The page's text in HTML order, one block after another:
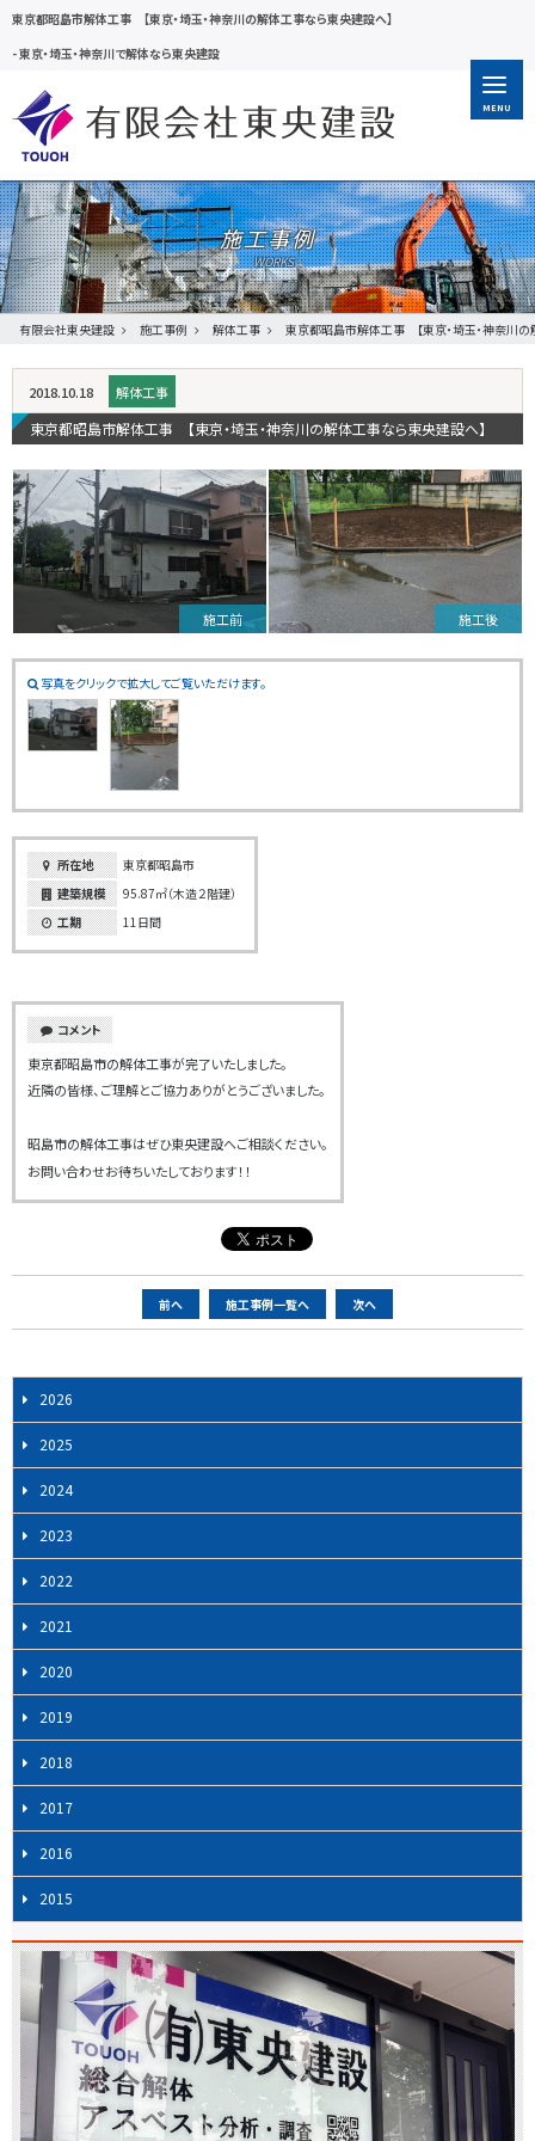
東京都昭島市解体工事 【東京・埼玉・神奈川の解体工事なら東央建設へ】
-東京・埼玉・神奈川で解体なら東央建設
MENU
施工事例
有限会社東央建設 施工事例 解体工事 東京都昭島市解体工事 【東京・埼玉・神奈川の
2018.10.18 解体工事
東京都昭島市解体工事 【東京・埼玉・神奈川の解体工事なら東央建設へ】
施工前 施工後
写真をクリックで拡大してご覧いただけます。
所在地
東京都昭島市
建築規模
95.87㎡（木造２階建）
工期
11日間
コメント
東京都昭島市の解体工事が完了いたしました。
近隣の皆様、ご理解とご協力ありがとうございました。
昭島市の解体工事はぜひ東央建設へご相談ください。
お問い合わせお待ちいたしております！！
ー
ナ
ビ
ゲ
ー
シ
ョ
ン
前へ 施工事例一覧へ 次へ
2026
2025
2024
2023
2022
2021
2020
2019
2018
2017
2016
2015